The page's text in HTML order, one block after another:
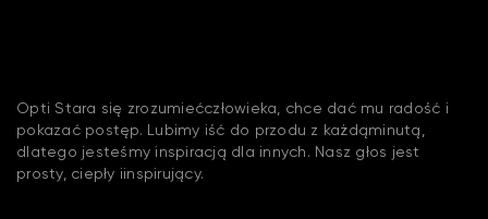
Opti Stara się zrozumiećczłowieka, chce dać mu radość i
pokazać postęp. Lubimy iść do przodu z każdąminutą,
dlatego jesteśmy inspiracją dla innych. Nasz głos jest
prosty, ciepły iinspirujący.